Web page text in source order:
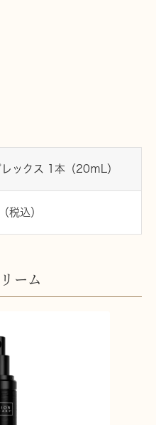
ックス 1本（20ｍL）
税込）
ーム